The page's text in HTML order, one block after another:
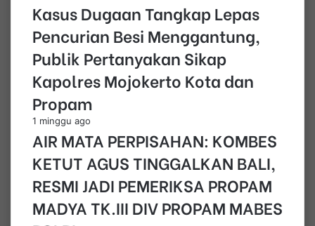
Kasus Dugaan Tangkap Lepas
Pencurian Besi Menggantung,
Publik Pertanyakan Sikap
Kapolres Mojokerto Kota dan
Propam
1 minggu ago
AIR MATA PERPISAHAN: KOMBES
KETUT AGUS TINGGALKAN BALI,
RESMI JADI PEMERIKSA PROPAM
MADYA TK.III DIV PROPAM MABES